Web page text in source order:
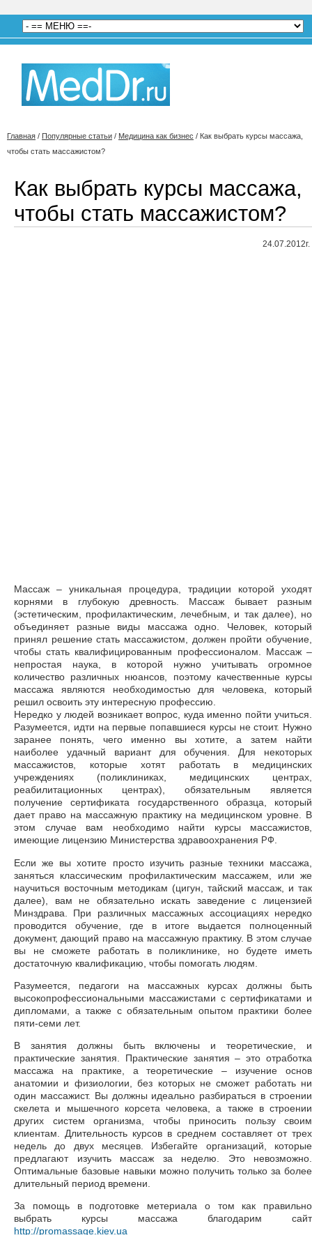
Главная / Популярные статьи / Медицина как бизнес / Как выбрать курсы массажа,
чтобы стать массажистом?
Как выбрать курсы массажа,
чтобы стать массажистом?
24.07.2012г.
Массаж – уникальная процедура, традиции которой уходят
корнями в глубокую древность. Массаж бывает разным
(эстетическим, профилактическим, лечебным, и так далее), но
объединяет разные виды массажа одно. Человек, который
принял решение стать массажистом, должен пройти обучение,
чтобы стать квалифицированным профессионалом. Массаж –
непростая наука, в которой нужно учитывать огромное
количество различных нюансов, поэтому качественные курсы
массажа являются необходимостью для человека, который
решил освоить эту интересную профессию.
Нередко у людей возникает вопрос, куда именно пойти учиться.
Разумеется, идти на первые попавшиеся курсы не стоит. Нужно
заранее понять, чего именно вы хотите, а затем найти
наиболее удачный вариант для обучения. Для некоторых
массажистов, которые хотят работать в медицинских
учреждениях (поликлиниках, медицинских центрах,
реабилитационных центрах), обязательным является
получение сертификата государственного образца, который
дает право на массажную практику на медицинском уровне. В
этом случае вам необходимо найти курсы массажистов,
имеющие лицензию Министерства здравоохранения РФ
Если же вы хотите просто изучить разные техники массажа,
заняться классическим профилактическим массажем, или же
научиться восточным методикам (цигун, тайский массаж, и так
далее), вам не обязательно искать заведение с лицензией
Минздрава. При различных массажных ассоциациях нередко
проводится обучение, где в итоге выдается полноценный
документ, дающий право на массажную практику. В этом случае
вы не сможете работать в поликлинике, но будете иметь
достаточную квалификацию, чтобы помогать людям.
Разумеется, педагоги на массажных курсах должны быть
высокопрофессиональными массажистами с сертификатами и
дипломами, а также с обязательным опытом практики более
пяти-семи лет.
В занятия должны быть включены и теоретические, и
практические занятия. Практические занятия – это отработка
массажа на практике, а теоретические – изучение основ
анатомии и физиологии, без которых не сможет работать ни
один массажист. Вы должны идеально разбираться в строении
скелета и мышечного корсета человека, а также в строении
других систем организма, чтобы приносить пользу своим
клиентам. Длительность курсов в среднем составляет от трех
недель до двух месяцев. Избегайте организаций, которые
предлагают изучить массаж за неделю. Это невозможно.
Оптимальные базовые навыки можно получить только за более
длительный период времени.
За помощь в подготовке метериала о том как правильно
выбрать курсы массажа благодарим сайт
http://promassage.kiev.ua